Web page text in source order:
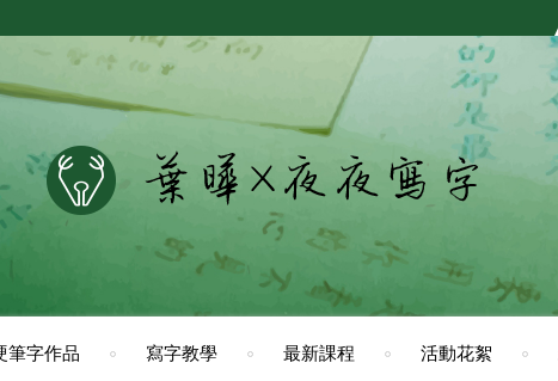
筆字作品 寫字教學 最新課程 活動花絮